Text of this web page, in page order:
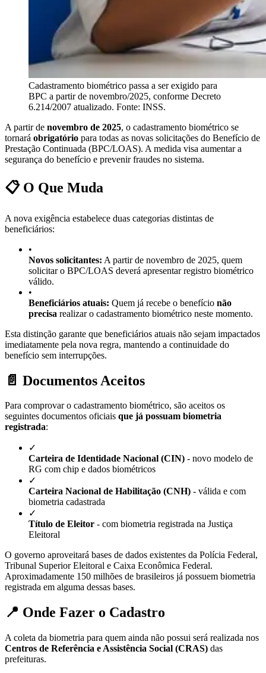
Cadastramento biométrico passa a ser exigido para
BPC a partir de novembro/2025, conforme Decreto
6.214/2007 atualizado. Fonte: INSS.
A partir de novembro de 2025, o cadastramento biométrico se
tornará obrigatório para todas as novas solicitações do Benefício de
Prestação Continuada (BPC/LOAS). A medida visa aumentar a
segurança do benefício e prevenir fraudes no sistema.
📋 O Que Muda
A nova exigência estabelece duas categorias distintas de
beneficiários:
•
Novos solicitantes: A partir de novembro de 2025, quem
solicitar o BPC/LOAS deverá apresentar registro biométrico
válido.
•
Beneficiários atuais: Quem já recebe o benefício não
precisa realizar o cadastramento biométrico neste momento.
Esta distinção garante que beneficiários atuais não sejam impactados
imediatamente pela nova regra, mantendo a continuidade do
benefício sem interrupções.
📄 Documentos Aceitos
Para comprovar o cadastramento biométrico, são aceitos os
seguintes documentos oficiais que já possuam biometria
registrada:
✓
Carteira de Identidade Nacional (CIN) - novo modelo de
RG com chip e dados biométricos
✓
Carteira Nacional de Habilitação (CNH) - válida e com
biometria cadastrada
✓
Título de Eleitor - com biometria registrada na Justiça
Eleitoral
O governo aproveitará bases de dados existentes da Polícia Federal,
Tribunal Superior Eleitoral e Caixa Econômica Federal.
Aproximadamente 150 milhões de brasileiros já possuem biometria
registrada em alguma dessas bases.
📍 Onde Fazer o Cadastro
A coleta da biometria para quem ainda não possui será realizada nos
Centros de Referência e Assistência Social (CRAS) das
prefeituras.